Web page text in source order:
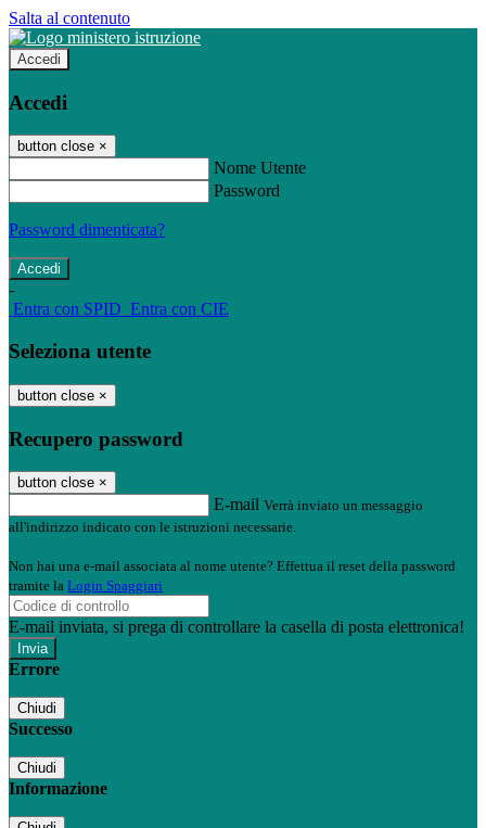
Salta al contenuto
Accedi
Accedi
button close ×
Nome Utente
Password
Password dimenticata?
-
Entra con SPID Entra con CIE
Seleziona utente
button close ×
Recupero password
button close ×
E-mail Verrà inviato un messaggio
all'indirizzo indicato con le istruzioni necessarie.
Non hai una e-mail associata al nome utente? Effettua il reset della password
tramite la Login Spaggiari
E-mail inviata, si prega di controllare la casella di posta elettronica!
Errore
Chiudi
Successo
Chiudi
Informazione